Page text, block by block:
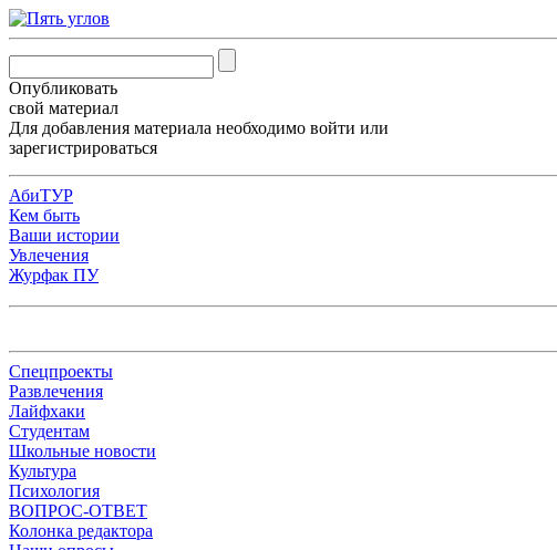
Опубликовать
свой материал
Для добавления материала необходимо войти или
зарегистрироваться
АбиТУР
Кем быть
Ваши истории
Увлечения
Журфак ПУ
Спецпроекты
Развлечения
Лайфхаки
Студентам
Школьные новости
Культура
Психология
ВОПРОС-ОТВЕТ
Колонка редактора